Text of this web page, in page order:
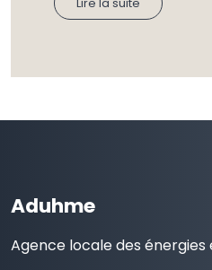
Lire la suite
Aduhme
Agence locale des